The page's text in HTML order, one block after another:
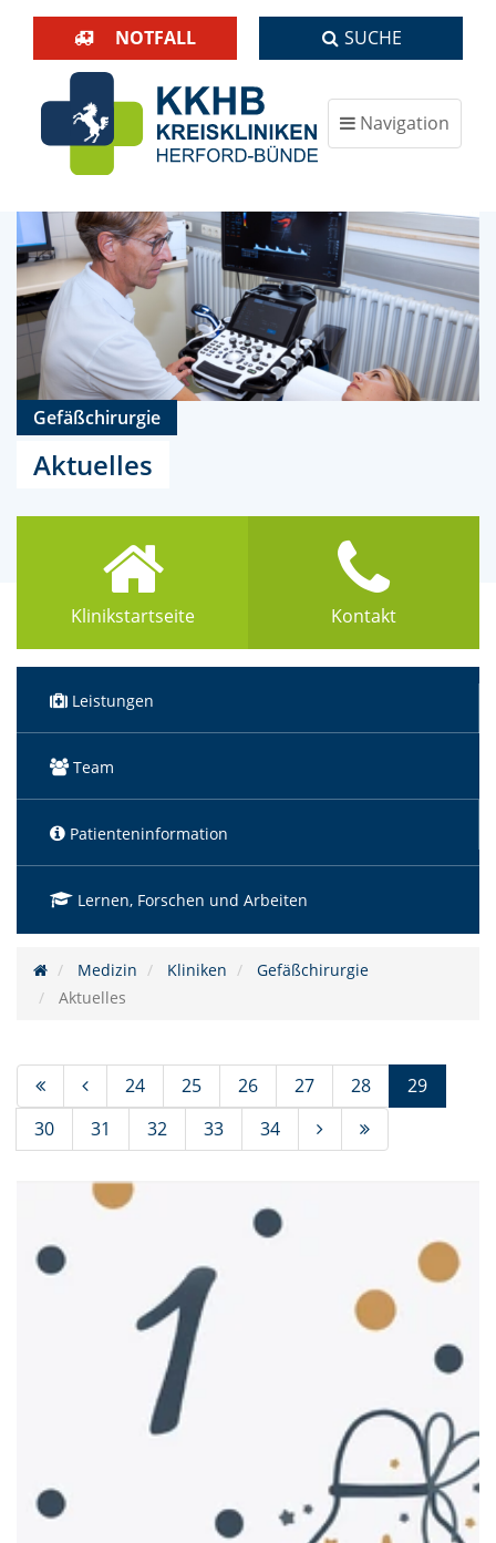
NOTFALL SUCHE
Navigation
ein-/ausblenden
Gefäßchirurgie
Aktuelles
Klinikstartseite Kontakt
Leistungen
Team
Patienteninformation
Lernen, Forschen und Arbeiten
Medizin Kliniken
Gefäßchirurgie
Aktuelles
24 25 26 27 28 29
30
31 32 33 34